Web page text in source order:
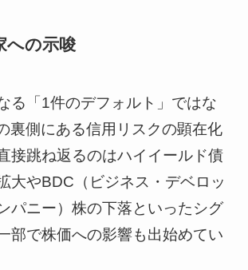
への示唆
る「1件のデフォルト」ではな
裏側にある信用リスクの顕在化
接跳ね返るのはハイイールド債
大やBDC（ビジネス・デベロッ
パニー）株の下落といったシグ
部で株価への影響も出始めてい